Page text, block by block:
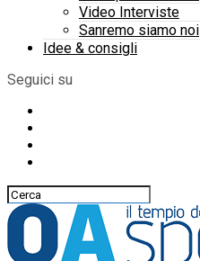
Video Interviste
Sanremo siamo noi
Idee & consigli
Seguici su